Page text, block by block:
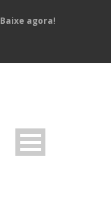
Baixe agora!